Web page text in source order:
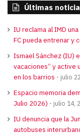
Últimas
IU reclama al IMD
FC pueda entrenar y
Ismael Sánchez (IU)
vacaciones” y active
en los barrios
julio
Espacio memoria
Julio 2026)
julio 14,
IU denuncia que la
autobuses